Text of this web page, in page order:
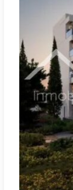
El Verger
Jouw
leven waar je
61.86m2